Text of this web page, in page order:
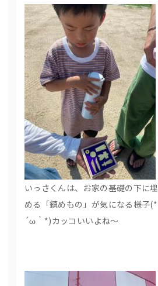
いっさくんは、お家の基礎の下に埋
める「鎮めもの」が気になる様子(*
´ω｀*)カッコいいよね～